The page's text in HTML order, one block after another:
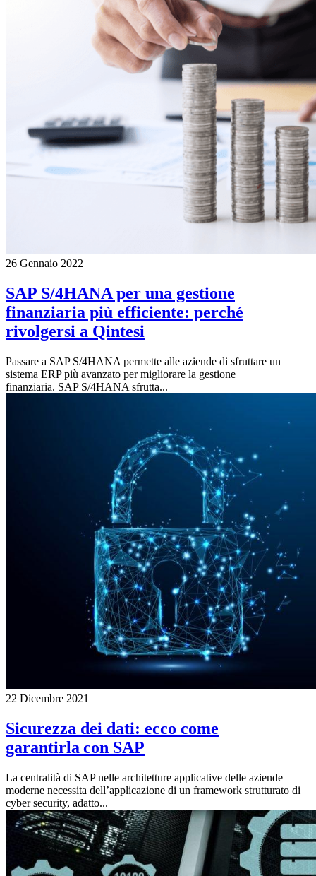
26 Gennaio 2022
SAP S/4HANA per una gestione
finanziaria più efficiente: perché
rivolgersi a Qintesi
Passare a SAP S/4HANA permette alle aziende di sfruttare un
sistema ERP più avanzato per migliorare la gestione
finanziaria. SAP S/4HANA sfrutta...
22 Dicembre 2021
Sicurezza dei dati: ecco come
garantirla con SAP
La centralità di SAP nelle architetture applicative delle aziende
moderne necessita dell’applicazione di un framework strutturato di
cyber security, adatto...